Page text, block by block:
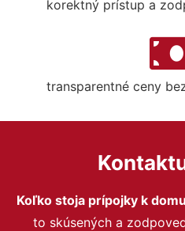
korektný prístup a
transparentné ceny
Koľko stoja prípojky k
to skúsených a